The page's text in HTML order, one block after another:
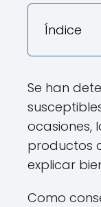
Índice
Se han
ocasiones,
productos
explicar
Como